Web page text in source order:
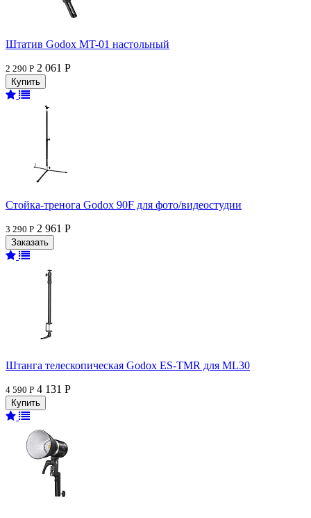
Штатив Godox MT-01 настольный
2 290 Р 2 061 Р
Стойка-тренога Godox 90F для фото/видеостудии
3 290 Р 2 961 Р
Штанга телескопическая Godox ES-TMR для ML30
4 590 Р 4 131 Р